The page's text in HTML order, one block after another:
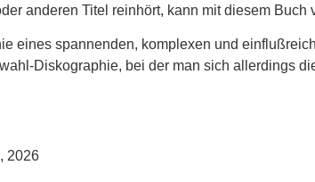
anderen Titel reinhört, kann mit diesem Buch
eines spannenden, komplexen und
Diskographie, bei der man sich allerdings
2026